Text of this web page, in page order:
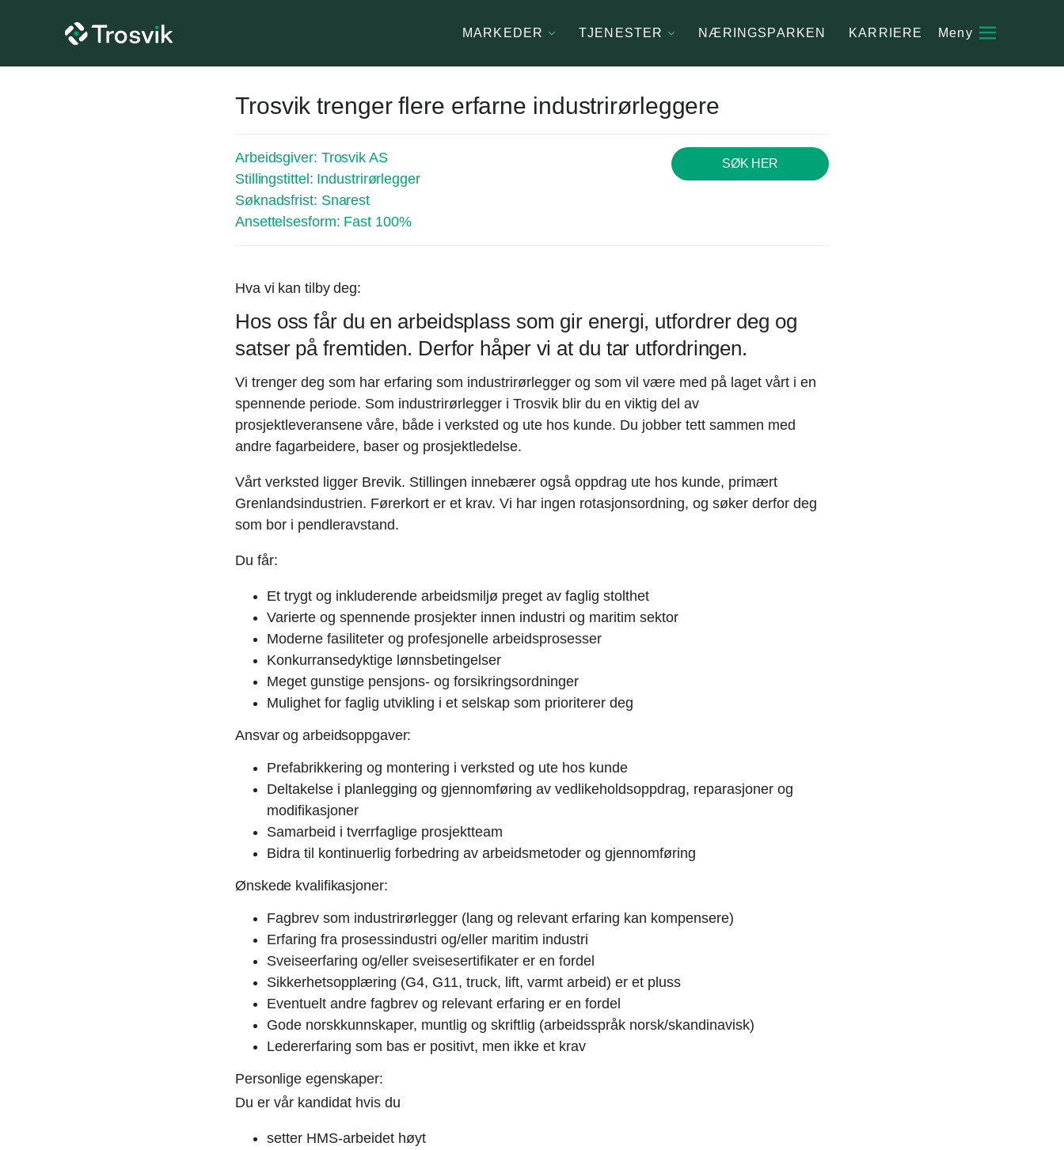
MARKEDER TJENESTER NÆRINGSPARKEN KARRIERE
Trosvik trenger flere erfarne industrirørleggere
Arbeidsgiver: Trosvik AS
Stillingstittel: Industrirørlegger
Søknadsfrist: Snarest
Ansettelsesform: Fast 100%
SØK HER
Hva vi kan tilby deg:
Hos oss får du en arbeidsplass som gir energi, utfordrer deg og
satser på fremtiden. Derfor håper vi at du tar utfordringen.
Vi trenger deg som har erfaring som industrirørlegger og som vil være med på laget vårt i en
spennende periode. Som industrirørlegger i Trosvik blir du en viktig del av
prosjektleveransene våre, både i verksted og ute hos kunde. Du jobber tett sammen med
andre fagarbeidere, baser og prosjektledelse.
Vårt verksted ligger Brevik. Stillingen innebærer også oppdrag ute hos kunde, primært
Grenlandsindustrien. Førerkort er et krav. Vi har ingen rotasjonsordning, og søker derfor deg
som bor i pendleravstand.
Du får:
Et trygt og inkluderende arbeidsmiljø preget av faglig stolthet
Varierte og spennende prosjekter innen industri og maritim sektor
Moderne fasiliteter og profesjonelle arbeidsprosesser
Konkurransedyktige lønnsbetingelser
Meget gunstige pensjons- og forsikringsordninger
Mulighet for faglig utvikling i et selskap som prioriterer deg
Ansvar og arbeidsoppgaver:
Prefabrikkering og montering i verksted og ute hos kunde
Deltakelse i planlegging og gjennomføring av vedlikeholdsoppdrag, reparasjoner og
modifikasjoner
Samarbeid i tverrfaglige prosjektteam
Bidra til kontinuerlig forbedring av arbeidsmetoder og gjennomføring
Ønskede kvalifikasjoner:
Fagbrev som industrirørlegger (lang og relevant erfaring kan kompensere)
Erfaring fra prosessindustri og/eller maritim industri
Sveiseerfaring og/eller sveisesertifikater er en fordel
Sikkerhetsopplæring (G4, G11, truck, lift, varmt arbeid) er et pluss
Eventuelt andre fagbrev og relevant erfaring er en fordel
Gode norskkunnskaper, muntlig og skriftlig (arbeidsspråk norsk/skandinavisk)
Ledererfaring som bas er positivt, men ikke et krav
Personlige egenskaper:
Du er vår kandidat hvis du
setter HMS-arbeidet høyt